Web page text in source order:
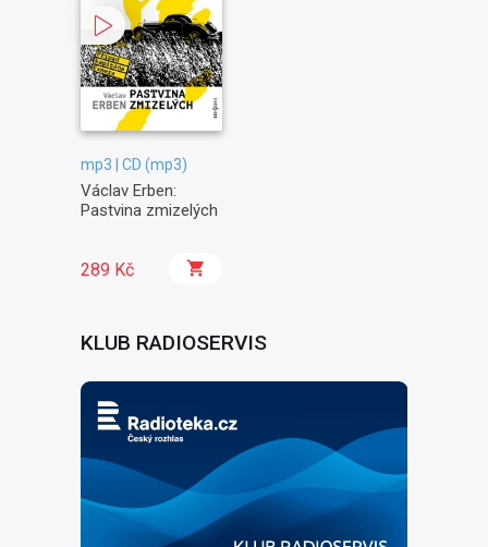
mp3 | CD (mp3)
Václav Erben:
Pastvina zmizelých
289 Kč
KLUB RADIOSERVIS